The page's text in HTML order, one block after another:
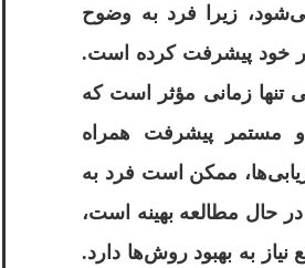
زیرا فرد به وضوح
خود پیشرفت کرده است.
تنها زمانی مؤثر است که
و مستمر پیشرفت همراه
ممکن است فرد به
در حال مطالعه بهینه است،
نیاز به بهبود روش‌ها دارد.